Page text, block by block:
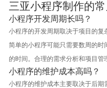
三亚小程序制作的
小程序开发周期长吗？
小程序的开发周期取决于项目的复
简单的小程序可能只需要数周的时
的时间。合理的需求分析和项目管
小程序的维护成本高吗？
小程序的维护成本主要取决于后